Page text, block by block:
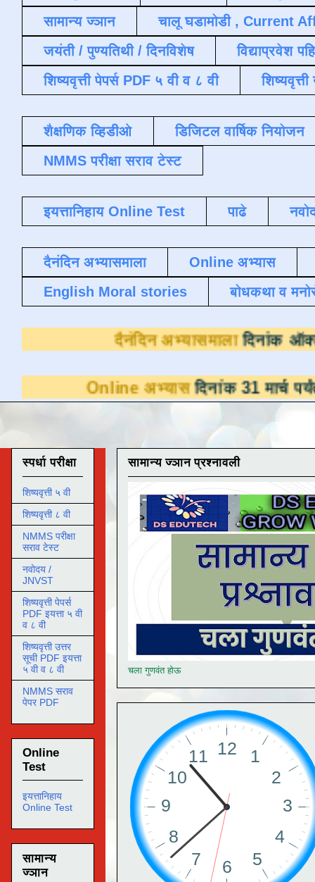
सामान्य ज्ञान
चालू घडामोडी , Current
जयंती / पुण्यतिथी / दिनविशेष
विद्याप्रवेश
शिष्यवृत्ती पेपर्स PDF ५ वी व ८ वी
शैक्षणिक व्हिडीओ
डिजिटल वार्षिक नियोजन
NMMS परीक्षा सराव टेस्ट
इयत्तानिहाय Online Test पाढे
दैनंदिन अभ्यासमाला
Online अभ्यास
English Moral stories
बोधकथा व
दैनंदिन
Online अभ्यासदिनांक 31 मार्च पर्यंत
सामान्य ज्ञान प्रश्नावली
चला गुणवंत होऊ
स्पर्धा परीक्षा
शिष्यवृत्ती ५ वी
शिष्यवृत्ती ८ वी
NMMS परीक्षा
सराव टेस्ट
नवोदय /
JNVST
शिष्यवृत्ती पेपर्स
PDF इयत्ता ५ वी
व ८ वी
शिष्यवृत्ती उत्तर
सूची PDF इयत्ता
५ वी व ८ वी
NMMS सराव
पेपर PDF
Online
Test
इयत्तानिहाय
Online Test
सामान्य
ज्ञान